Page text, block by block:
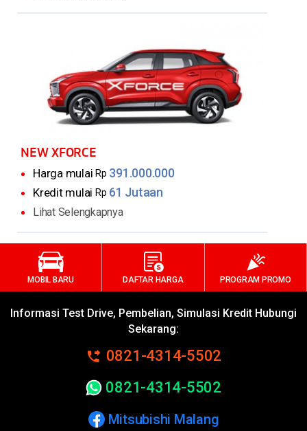
NEW XFORCE
Harga mulai Rp 391.000.000
Kredit mulai Rp 61 Jutaan
Lihat Selengkapnya
MOBIL BARU DAFTAR HARGA PROGRAM PROMO
Informasi Test Drive, Pembelian, Simulasi Kredit Hubungi
Sekarang:
0821-4314-5502
0821-4314-5502
Mitsubishi Malang